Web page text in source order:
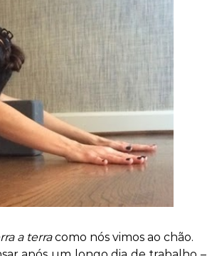
a terracomo nós vimos ao chão.